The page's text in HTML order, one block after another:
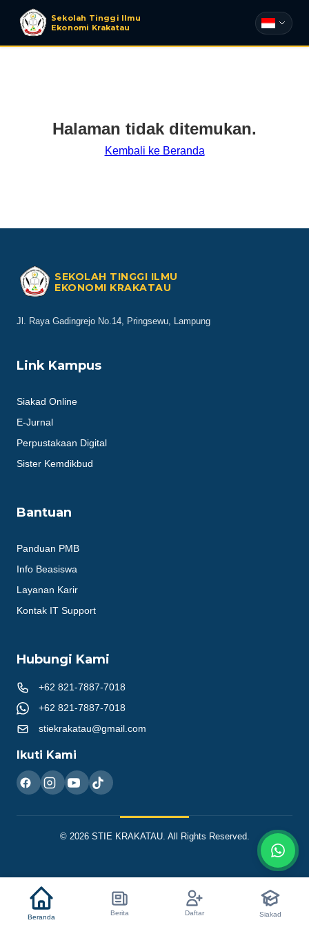
Sekolah Tinggi Ilmu
Ekonomi Krakatau
Halaman tidak ditemukan.
Kembali ke Beranda
SEKOLAH TINGGI ILMU
EKONOMI KRAKATAU
Jl. Raya Gadingrejo No.14, Pringsewu, Lampung
Link Kampus
Siakad Online
E-Jurnal
Perpustakaan Digital
Sister Kemdikbud
Bantuan
Panduan PMB
Info Beasiswa
Layanan Karir
Kontak IT Support
Hubungi Kami
+62 821-7887-7018
+62 821-7887-7018
stiekrakatau@gmail.com
Ikuti Kami
© 2026 STIE KRAKATAU. All Rights Reserved.
Beranda
Berita Daftar Siakad